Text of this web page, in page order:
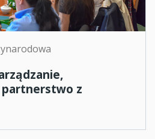
partnerstwo z